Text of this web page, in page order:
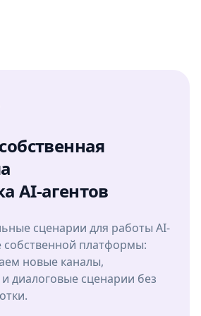
AI-агентов
сценарии для работы AI-
собственной платформы:
новые каналы,
диалоговые сценарии без